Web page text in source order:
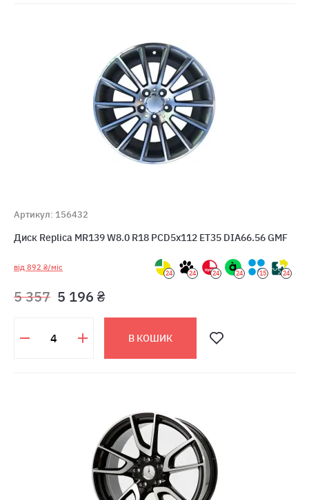
Артикул: 156432
Диск Replica MR139 W8.0 R18 PCD5x112 ET35 DIA66.56 GMF
від 892 ₴/міс
24 24 24 24 15 24
5 357 5 196 ₴
В КОШИК